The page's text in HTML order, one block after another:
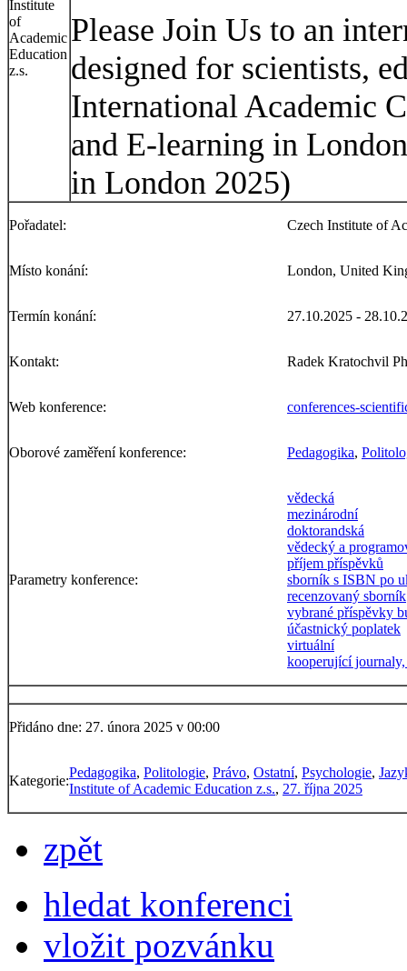
Please Join Us to an
designed for scientists,
International Academic
and E-learning in
in London 2025)
Pořadatel: Czech Institute of
Místo konání: London, United
Termín konání: 27.10.2025 -
Kontakt: Radek Kratochvil
Web konference: conferences-
Oborové zaměření konference: Pedagogika,
Parametry konference:
vědecká
mezinárodní
doktorandská
vědecký a
příjem příspěvků
sborník s ISBN po
recenzovaný sborník
vybrané příspěvky
účastnický poplatek
virtuální
kooperující journaly,
Přidáno dne: 27. února 2025 v 00:00
Kategorie:
Pedagogika, Politologie, Právo, Ostatní, Psychologie,
Institute of Academic Education z.s., 27. října 2025
zpět
hledat konferenci
vložit pozvánku